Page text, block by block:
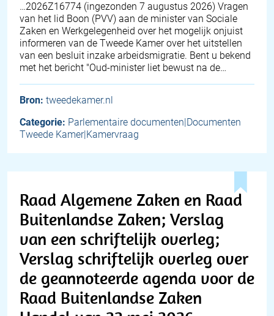
… 2026Z16774 (ingezonden 7 augustus 2026) Vragen
van het lid Boon (PVV) aan de minister van Sociale
Zaken en Werkgelegenheid over het mogelijk onjuist
informeren van de Tweede Kamer over het uitstellen
van een besluit inzake arbeidsmigratie. Bent u bekend
met het bericht "Oud-minister liet bewust na de…
Bron: tweedekamer.nl
Categorie: Parlementaire documenten|Documenten
Tweede Kamer|Kamervraag
Raad Algemene Zaken en Raad
Buitenlandse Zaken; Verslag
van een schriftelijk overleg;
Verslag schriftelijk overleg over
de geannoteerde agenda voor de
Raad Buitenlandse Zaken